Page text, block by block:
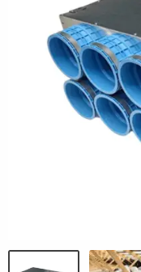
membrānas
barjeras
Iepakojuma